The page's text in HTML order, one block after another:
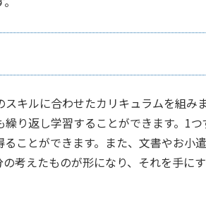
キルに合わせたカリキュラムを組み
り返し学習することができます。1
ことができます。また、文書やお小
考えたものが形になり、それを手に